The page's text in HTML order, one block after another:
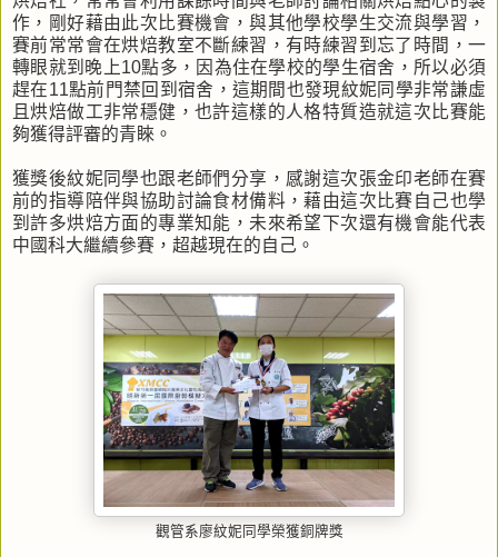
作，剛好藉由此次比賽機會，與其他學校學生交流與學習，
賽前常常會在烘焙教室不斷練習，有時練習到忘了時間，一
轉眼就到晚上10點多，因為住在學校的學生宿舍，所以必須
趕在11點前門禁回到宿舍，這期間也發現紋妮同學非常謙虛
且烘焙做工非常穩健，也許這樣的人格特質造就這次比賽能
夠獲得評審的青睞。
獲獎後紋妮同學也跟老師們分享，感謝這次張金印老師在賽
前的指導陪伴與協助討論食材備料，藉由這次比賽自己也學
到許多烘焙方面的專業知能，未來希望下次還有機會能代表
中國科大繼續參賽，超越現在的自己。
觀管系廖紋妮同學榮獲銅牌獎